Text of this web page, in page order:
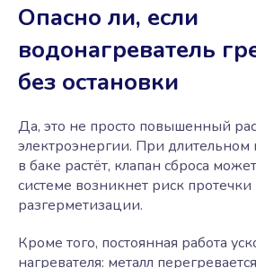
Опасно ли, если
водонагреватель
без остановки
Да, это не просто повышенный
электроэнергии. При длительном
в баке растёт, клапан сброса
системе возникнет риск
разгерметизации.
Кроме того, постоянная работа
нагревателя: металл